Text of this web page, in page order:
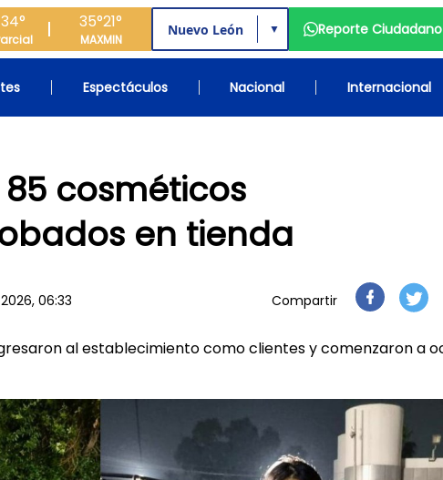
34° 35°
MAX
21°
MIN
▼ Reporte Ciudadano
Espectáculos Nacional Internacional
cosméticos
en tienda
06:33 Compartir
al establecimiento como clientes y comenzaron a